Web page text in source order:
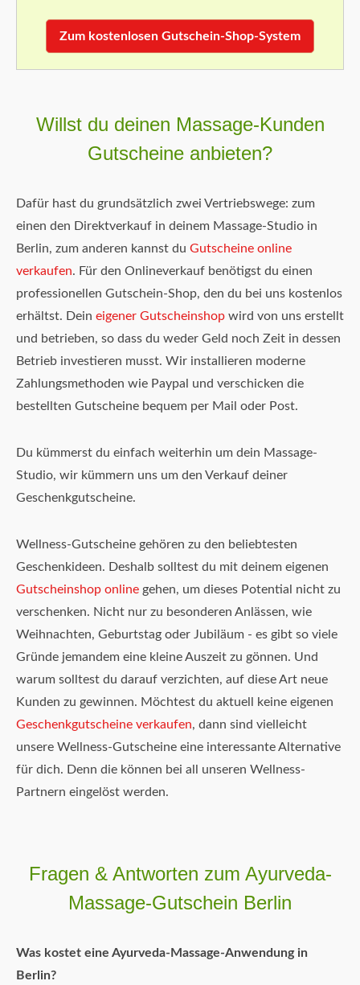
Zum kostenlosen Gutschein-Shop-System
Willst du deinen Massage-Kunden
Gutscheine anbieten?
Dafür hast du grundsätzlich zwei Vertriebswege: zum
einen den Direktverkauf in deinem Massage-Studio in
Berlin, zum anderen kannst du Gutscheine online
verkaufen. Für den Onlineverkauf benötigst du einen
professionellen Gutschein-Shop, den du bei uns kostenlos
erhältst. Dein eigener Gutscheinshop wird von uns erstellt
und betrieben, so dass du weder Geld noch Zeit in dessen
Betrieb investieren musst. Wir installieren moderne
Zahlungsmethoden wie Paypal und verschicken die
bestellten Gutscheine bequem per Mail oder Post.
Du kümmerst du einfach weiterhin um dein Massage-
Studio, wir kümmern uns um den Verkauf deiner
Geschenkgutscheine.
Wellness-Gutscheine gehören zu den beliebtesten
Geschenkideen. Deshalb solltest du mit deinem eigenen
Gutscheinshop online gehen, um dieses Potential nicht zu
verschenken. Nicht nur zu besonderen Anlässen, wie
Weihnachten, Geburtstag oder Jubiläum - es gibt so viele
Gründe jemandem eine kleine Auszeit zu gönnen. Und
warum solltest du darauf verzichten, auf diese Art neue
Kunden zu gewinnen. Möchtest du aktuell keine eigenen
Geschenkgutscheine verkaufen, dann sind vielleicht
unsere Wellness-Gutscheine eine interessante Alternative
für dich. Denn die können bei all unseren Wellness-
Partnern eingelöst werden.
Fragen & Antworten zum Ayurveda-
Massage-Gutschein Berlin
Was kostet eine Ayurveda-Massage-Anwendung in
Berlin?